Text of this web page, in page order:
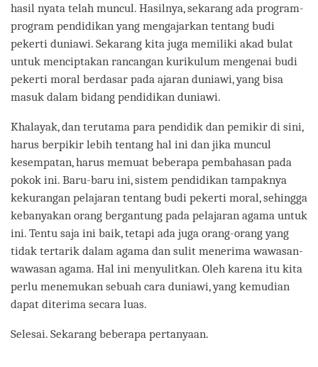
hasil nyata telah muncul. Hasilnya, sekarang ada program-
program pendidikan yang mengajarkan tentang budi
pekerti duniawi. Sekarang kita juga memiliki akad bulat
untuk menciptakan rancangan kurikulum mengenai budi
pekerti moral berdasar pada ajaran duniawi, yang bisa
masuk dalam bidang pendidikan duniawi.
Khalayak, dan terutama para pendidik dan pemikir di sini,
harus berpikir lebih tentang hal ini dan jika muncul
kesempatan, harus memuat beberapa pembahasan pada
pokok ini. Baru-baru ini, sistem pendidikan tampaknya
kekurangan pelajaran tentang budi pekerti moral, sehingga
kebanyakan orang bergantung pada pelajaran agama untuk
ini. Tentu saja ini baik, tetapi ada juga orang-orang yang
tidak tertarik dalam agama dan sulit menerima wawasan-
wawasan agama. Hal ini menyulitkan. Oleh karena itu kita
perlu menemukan sebuah cara duniawi, yang kemudian
dapat diterima secara luas.
Selesai. Sekarang beberapa pertanyaan.